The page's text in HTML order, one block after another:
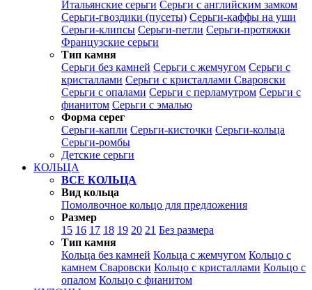
Итальянские серьги Серьги с английским замком
Серьги-гвоздики (пусеты) Серьги-каффы на уши
Серьги-клипсы Серьги-петли Серьги-протяжки
Французские серьги
Тип камня
Серьги без камней Серьги с жемчугом Серьги с
кристаллами Серьги с кристаллами Сваровски
Серьги с опалами Серьги с перламутром Серьги с
фианитом Серьги с эмалью
Форма серег
Серьги-капли Серьги-кисточки Серьги-кольца
Серьги-ромбы
Детские серьги
КОЛЬЦА
ВСЕ КОЛЬЦА
Вид кольца
Помолвочное кольцо для предложения
Размер
15 16 17 18 19 20 21 Без размера
Тип камня
Кольца без камней Кольца с жемчугом Кольцо с
камнем Сваровски Кольцо с кристаллами Кольцо с
опалом Кольцо с фианитом